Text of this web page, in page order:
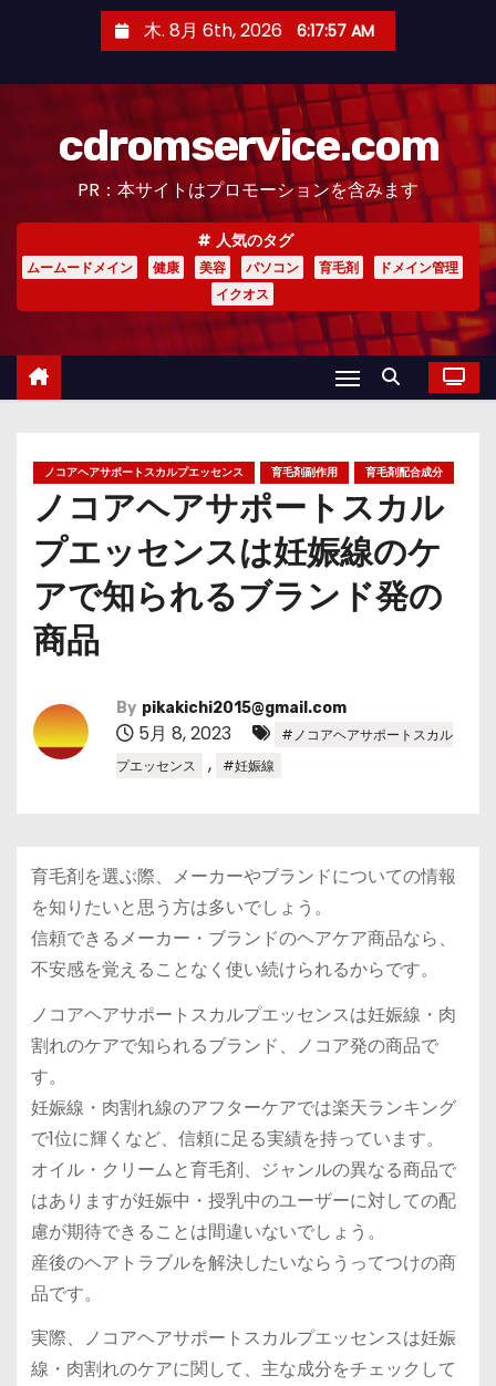
木. 8月 6th, 2026 6:17:58 AM
cdromservice.com
PR：本サイトはプロモーションを含みます
人気のタグ
ムームードメイン 健康 美容 パソコン 育毛剤
ドメイン管理
イクオス
ノコアヘアサポートスカルプエッセンス 育毛剤副作用 育毛剤配合成分
ノコアヘアサポートスカル
プエッセンスは妊娠線のケ
アで知られるブランド発の
商品
By pikakichi2015@gmail.com
5月 8, 2023
#ノコアヘアサポートスカル
プエッセンス
, #妊娠線
育毛剤を選ぶ際、メーカーやブランドについての情報
を知りたいと思う方は多いでしょう。
信頼できるメーカー・ブランドのヘアケア商品なら、
不安感を覚えることなく使い続けられるからです。
ノコアヘアサポートスカルプエッセンスは妊娠線・肉
割れのケアで知られるブランド、ノコア発の商品で
す。
妊娠線・肉割れ線のアフターケアでは楽天ランキング
で1位に輝くなど、信頼に足る実績を持っています。
オイル・クリームと育毛剤、ジャンルの異なる商品で
はありますが妊娠中・授乳中のユーザーに対しての配
慮が期待できることは間違いないでしょう。
産後のヘアトラブルを解決したいならうってつけの商
品です。
実際、ノコアヘアサポートスカルプエッセンスは妊娠
線・肉割れのケアに関して、主な成分をチェックして